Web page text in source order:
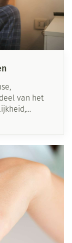
van het